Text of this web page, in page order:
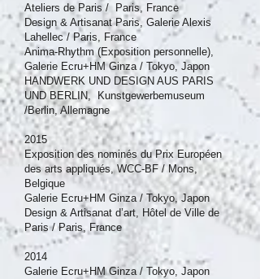
Ateliers de Paris / Paris, France
Design & Artisanat Paris, Galerie Alexis
Lahellec / Paris, France
Anima-Rhythm (Exposition personnelle),
Galerie Ecru+HM Ginza / Tokyo, Japon
HANDWERK UND DESIGN AUS PARIS
UND BERLIN, Kunstgewerbemuseum
/Berlin, Allemagne
2015
Exposition des nominés du Prix Européen
des arts appliqués, WCC-BF / Mons,
Belgique
Galerie Ecru+HM Ginza / Tokyo, Japon
Design & Artisanat d’art, Hôtel de Ville de
Paris / Paris, France
2014
Galerie Ecru+HM Ginza / Tokyo, Japon